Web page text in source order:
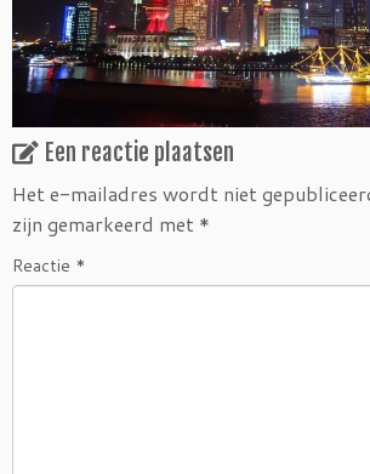
Een reactie plaatsen
Het e-mailadres wordt niet
zijn gemarkeerd met *
Reactie *